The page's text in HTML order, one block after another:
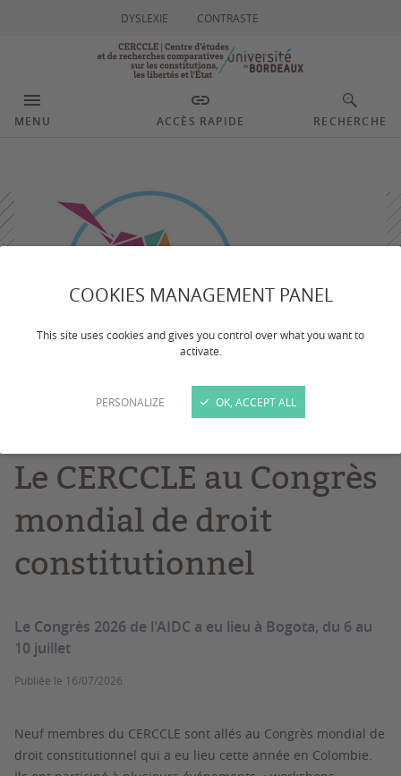
COOKIES MANAGEMENT PANEL
This site uses cookies and gives you control over what you want to
activate.
PERSONALIZE OK, ACCEPT ALL
DYSLEXIE CONTRASTE
MENU ACCÈS RAPIDE RECHERCHE
Le CERCCLE au Congrès
mondial de droit
constitutionnel
Le Congrès 2026 de l'AIDC a eu lieu à Bogota, du 6 au
10 juillet
Publiée le 16/07/2026
Neuf membres du CERCCLE sont allés au Congrès mondial de
droit constitutionnel qui a eu lieu cette année en Colombie.